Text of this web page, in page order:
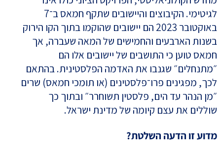
לגיטימי. הקיבוצים והיישובים שתקף חמאס ב־7
באוקטובר 2023 הם יישובים שהוקמו בתוך הקו הירוק
בשנות הארבעים והחמישים של המאה שעברה, אך
חמאס טוען כי התושבים של יישובים אלו הם
״מתנחלים״ שגנבו את האדמה הפלסטינית. בהתאם
לכך, מפגינים פרו־פלסטינים (או תומכי חמאס) שרים
״מן הנהר עד הים, פלסטין תשוחרר״ ובתוך כך
שוללים את עצם קיומה של מדינת ישראל.
מדוע זו הדעה השלטת?